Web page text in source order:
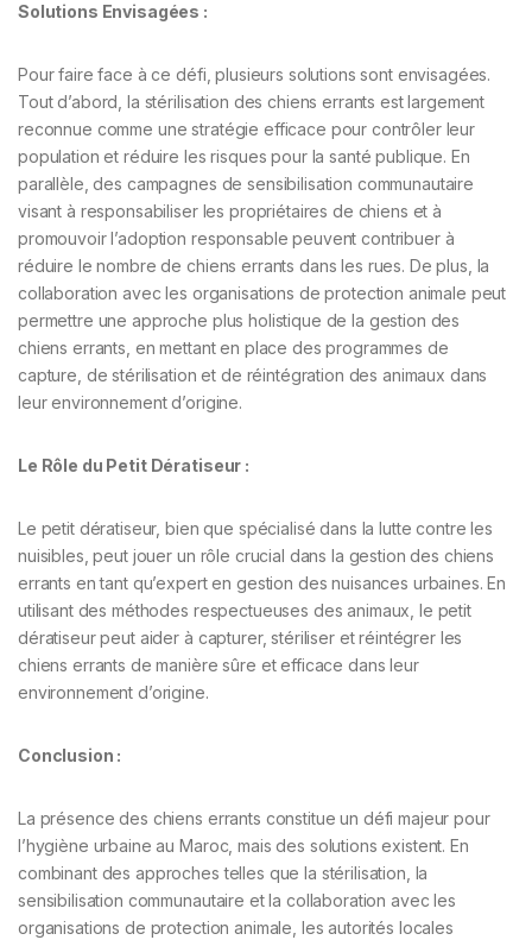
Solutions Envisagées :
Pour faire face à ce défi, plusieurs solutions sont envisagées.
Tout d’abord, la stérilisation des chiens errants est largement
reconnue comme une stratégie efficace pour contrôler leur
population et réduire les risques pour la santé publique. En
parallèle, des campagnes de sensibilisation communautaire
visant à responsabiliser les propriétaires de chiens et à
promouvoir l’adoption responsable peuvent contribuer à
réduire le nombre de chiens errants dans les rues. De plus, la
collaboration avec les organisations de protection animale peut
permettre une approche plus holistique de la gestion des
chiens errants, en mettant en place des programmes de
capture, de stérilisation et de réintégration des animaux dans
leur environnement d’origine.
Le Rôle du Petit Dératiseur :
Le petit dératiseur, bien que spécialisé dans la lutte contre les
nuisibles, peut jouer un rôle crucial dans la gestion des chiens
errants en tant qu’expert en gestion des nuisances urbaines. En
utilisant des méthodes respectueuses des animaux, le petit
dératiseur peut aider à capturer, stériliser et réintégrer les
chiens errants de manière sûre et efficace dans leur
environnement d’origine.
Conclusion :
La présence des chiens errants constitue un défi majeur pour
l’hygiène urbaine au Maroc, mais des solutions existent. En
combinant des approches telles que la stérilisation, la
sensibilisation communautaire et la collaboration avec les
organisations de protection animale, les autorités locales